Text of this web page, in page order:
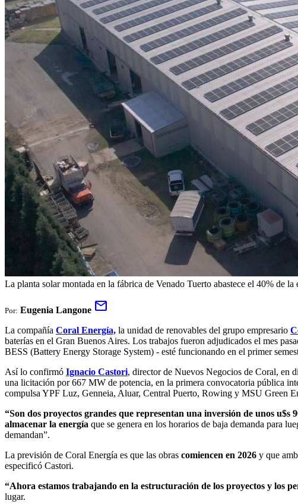
La planta solar montada en la fábrica de Venado Tuerto abastece el 40% de la
Por: Eugenia Langone mail
La compañía Coral Energía, la unidad de renovables del grupo empresario
baterías en el Gran Buenos Aires. Los trabajos fueron adjudicados el mes
BESS (Battery Energy Storage System) - esté funcionando en el primer
Así lo confirmó Ignacio Castori, director de Nuevos Negocios de Coral, en
una licitación por 667 MW de potencia, en la primera convocatoria pública
compulsa YPF Luz, Genneia, Aluar, Central Puerto, Rowing y MSU Green
“Son dos proyectos grandes que representan una inversión de unos u$s
almacenar la energía que se genera en los horarios de baja demanda para
demandan”.
La previsión de Coral Energía es que las obras comiencen en 2026 y que
especificó Castori.
“Ahora estamos trabajando en la estructuración de los proyectos y los
lugar.